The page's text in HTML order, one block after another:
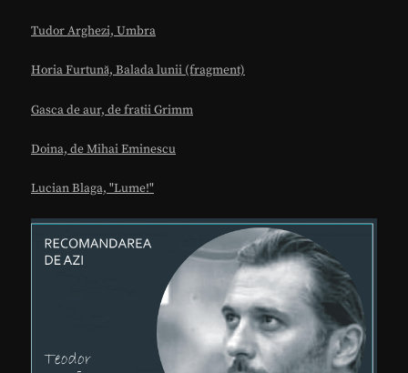
Tudor Arghezi, Umbra
Horia Furtună, Balada lunii (fragment)
Gasca de aur, de fratii Grimm
Doina, de Mihai Eminescu
Lucian Blaga, "Lume!"